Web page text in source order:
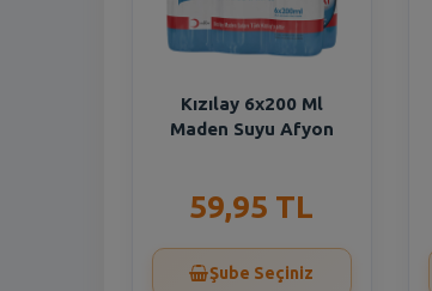
Kızılay 6x200 Ml
Maden Suyu Afyon
59,95 TL
Şube Seçiniz